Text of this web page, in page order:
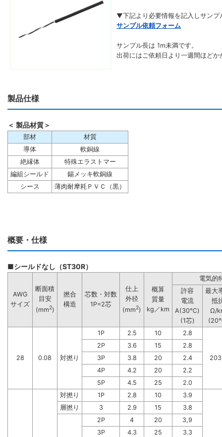
▼下記より必要情報を記入しサンプ
サンプル依頼フォーム
サンプル長は 1m未満です。
出荷にはご依頼日より一週間ほど
製品仕様
＜ 製品材質＞
部材
材質
導体
軟銅線
絶縁体
特殊エラストマー
編組シールド
錫メッキ軟銅線
シース
薄肉耐摩耗ＰＶＣ（黒）
概要・仕様
■シールドなし（ST30R）
AWG
サイズ
断面積
目安
(mm2)
撚合
構造
芯数・対数
1P=2芯
仕上
外径
(mm2)
概算
質量
kg／km
電気的
許容
電流
A(30℃)
(1芯)
最大
抵
Ω/
28 0.08 対撚り
1P 2.5 10 2.8
2P 3.6 15
2.8
3P
3.8 20
2.4
4P
4.2 20
2.2
5P
4.5 25
2.0
対撚り
1P 2.8 10
3.9
層撚り
3 2.9 15
3.8
2P
4 20
3,9
3P
4.3 25 3.3